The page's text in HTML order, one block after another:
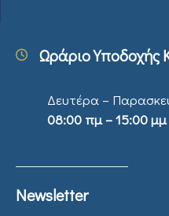
Ωράριο Υποδοχής
Δευτέρα –
08:00 πμ – 15:00 μμ
Newsletter